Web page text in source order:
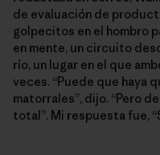
de evaluación de
golpecitos en el hombro
en mente, un circuito
río, un lugar en el que
veces. “Puede que haya
matorrales”, dijo. “Pero
total”. Mi respuesta fue,